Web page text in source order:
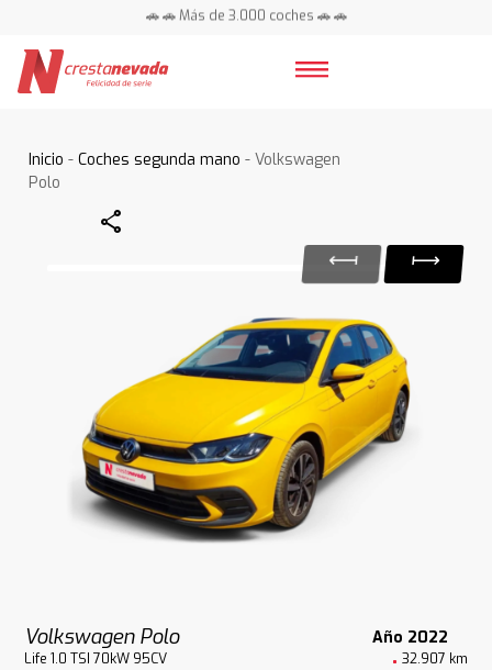
🚗 🚗 Más de 3.000 coches 🚗 🚗
Inicio -Coches segunda mano - Volkswagen
Polo
Share
Volkswagen Polo Año 2022
Life 1.0 TSI 70kW 95CV 32.907 km